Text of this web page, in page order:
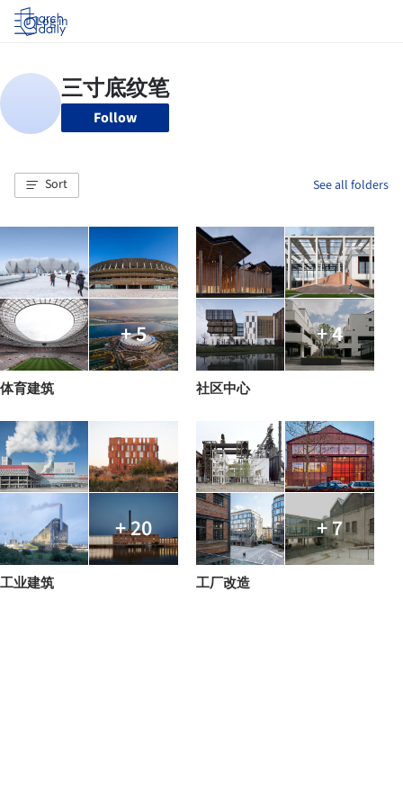
Log in
Follow
Sort See all folders
+ 5
体育建筑
+ 4
社区中心
+ 20
工业建筑
+ 7
工厂改造